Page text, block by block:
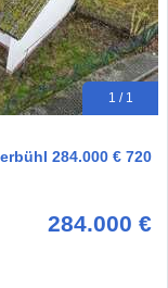
1 / 1
284.000 € 720
284.000 €